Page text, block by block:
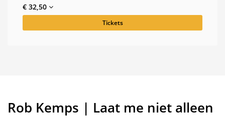
€ 32,50
Tickets
Rob Kemps | Laat me niet alleen